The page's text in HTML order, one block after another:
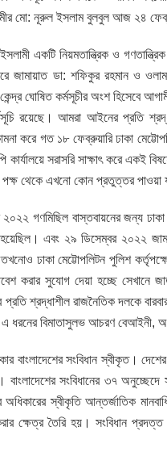
মো: নূরুল ইসলাম বুলবুল আজ ২৪
ইসলামী একটি নিয়মতান্ত্রিক ও
ডা: শফিকুর রহমান ও
ঘোষিত কর্মসূচীর অংশ হিসেবে
রয়েছে। আমরা আইনের প্রতি
করে গত ১৮ ফেব্রুয়ারি ঢাকা
কার্যালয়ে সরাসরি সাক্ষাৎ করে একই
থেকে এখনো কোন প্রতুত্তর পাওয়া
গণমিছিল বাস্তবায়নের জন্য ঢাকা
এবং ২৯ ডিসেম্বর ২০২২
ঢাকা মেট্টোপলিটন পুলিশ
করার সুযোগ দেয়া হচ্ছে সেখানে
শ্রদ্ধাশীল রাজনৈতিক দলকে বারবার
এ ধরনের বিমাতাসুলভ আচরণ বেআইনী,
বাংলাদেশের সংবিধান স্বীকৃত।
বাংলাদেশের সংবিধানের ৩৭
অধিকারের স্বীকৃতি আন্তর্জাতিক
করার ক্ষেত্র তৈরি হয়। সংবিধান